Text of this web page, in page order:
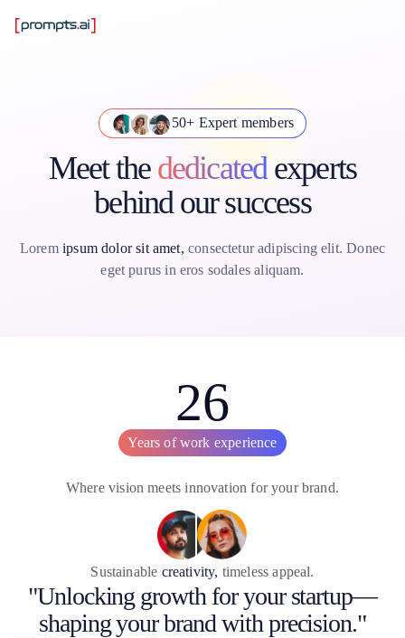
50+ Expert members
Meet the dedicated experts
behind our success
Lorem ipsum dolor sit amet, consectetur adipiscing elit. Donec
eget purus in eros sodales aliquam.
26
Years of work experience
Where vision meets innovation for your brand.
Sustainable creativity, timeless appeal.
"Unlocking growth for your startup—
shaping your brand with precision."